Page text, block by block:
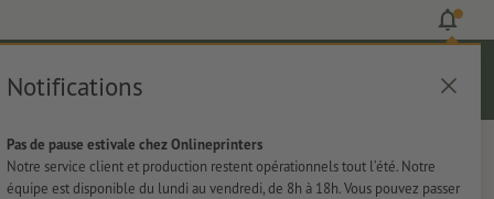
Notifications
Pas de pause estivale chez Onlineprinters
Notre service client et production restent opérationnels tout l’été. Notre
équipe est disponible du lundi au vendredi, de 8h à 18h. Vous pouvez passer
Panier
Papeterie Autocollants